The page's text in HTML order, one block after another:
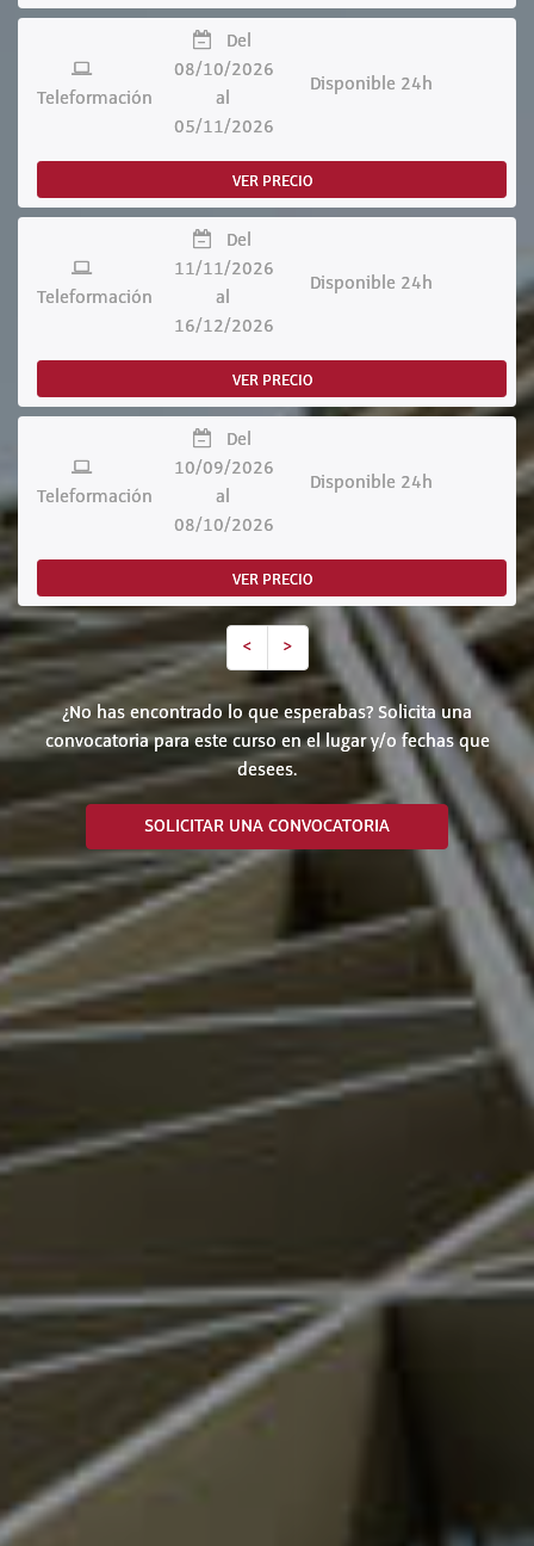
Teleformación
Del
08/10/2026
al
05/11/2026
Disponible 24h
VER PRECIO
Teleformación
Del
11/11/2026
al
16/12/2026
Disponible 24h
VER PRECIO
Teleformación
Del
10/09/2026
al
08/10/2026
Disponible 24h
VER PRECIO
< >
¿No has encontrado lo que esperabas? Solicita una
convocatoria para este curso en el lugar y/o fechas que
desees.
SOLICITAR UNA CONVOCATORIA